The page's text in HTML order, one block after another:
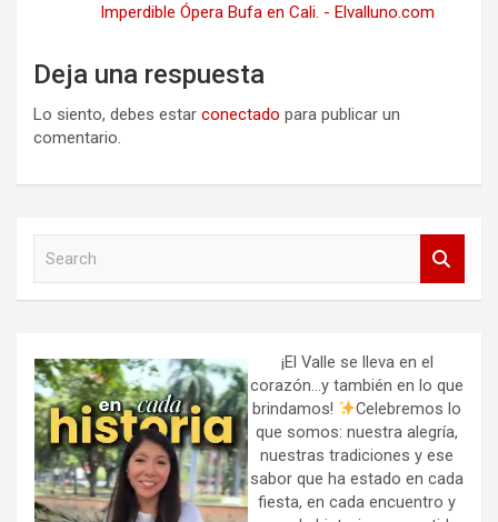
Imperdible Ópera Bufa en Cali. - Elvalluno.com
Deja una respuesta
Lo siento, debes estar conectado para publicar un
comentario.
h
¡El Valle se lleva en el
corazón…y también en lo que
brindamos!
Celebremos lo
que somos: nuestra alegría,
nuestras tradiciones y ese
sabor que ha estado en cada
fiesta, en cada encuentro y